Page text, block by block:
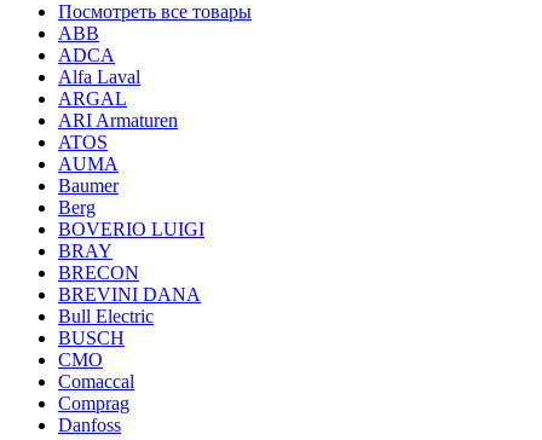
Посмотреть все товары
ABB
ADCA
Alfa Laval
ARGAL
ARI Armaturen
ATOS
AUMA
Baumer
Berg
BOVERIO LUIGI
BRAY
BRECON
BREVINI DANA
Bull Electric
BUSCH
CMO
Comaccal
Comprag
Danfoss